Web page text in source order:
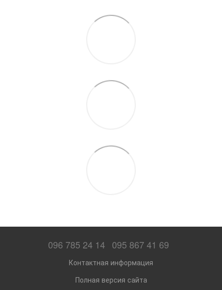
096 785 24 14 095 867 41 69
Контактная информация
Полная версия сайта